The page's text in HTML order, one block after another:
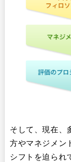
そして、現在、
方やマネジメン
シフトを迫られ